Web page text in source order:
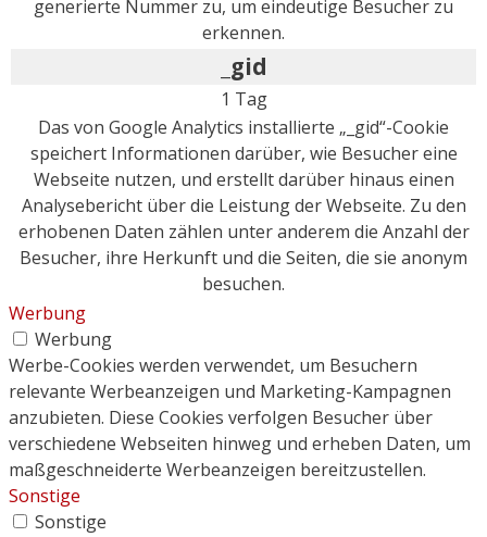
generierte Nummer zu, um eindeutige Besucher zu
erkennen.
_gid
1 Tag
Das von Google Analytics installierte „_gid“-Cookie
speichert Informationen darüber, wie Besucher eine
Webseite nutzen, und erstellt darüber hinaus einen
Analysebericht über die Leistung der Webseite. Zu den
erhobenen Daten zählen unter anderem die Anzahl der
Besucher, ihre Herkunft und die Seiten, die sie anonym
besuchen.
Werbung
Werbung
Werbe-Cookies werden verwendet, um Besuchern
relevante Werbeanzeigen und Marketing-Kampagnen
anzubieten. Diese Cookies verfolgen Besucher über
verschiedene Webseiten hinweg und erheben Daten, um
maßgeschneiderte Werbeanzeigen bereitzustellen.
Sonstige
Sonstige